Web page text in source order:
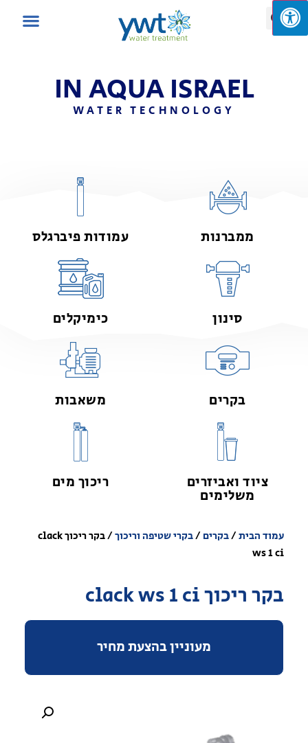
IN AQUA ISRAEL
WATER TECHNOLOGY
ממברנות עמודות פיברגלס
סינון כימיקלים
בקרים משאבות
ציוד ואביזרים
משלימים
ריכוך מים
עמוד הבית/בקרים/בקרי שטיפה וריכוך
/ בקר ריכוך clack
ws 1 ci
בקר ריכוך clack ws 1 ci
מעוניין בהצעת מחיר